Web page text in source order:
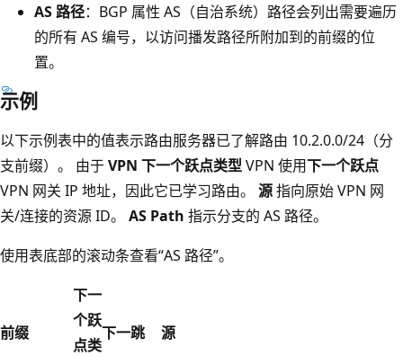
AS 路径：BGP 属性 AS（自治系统）路径会列出需要遍历
的所有 AS 编号，以访问播发路径所附加到的前缀的位
置。
示例
以下示例表中的值表示路由服务器已了解路由 10.2.0.0/24（分
支前缀）。 由于VPN 下一个跃点类型VPN 使用下一个跃点
VPN 网关 IP 地址，因此它已学习路由。 源指向原始 VPN 网
关/连接的资源 ID。 AS Path 指示分支的 AS 路径。
使用表底部的滚动条查看“AS 路径”。
前缀
下一
个跃
点类
下一跳 源